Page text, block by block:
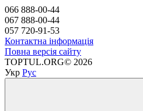
066 888-00-44
067 888-00-44
057 720-91-53
Контактна інформація
Повна версія сайту
TOPTUL.ORG© 2026
Укр Рус